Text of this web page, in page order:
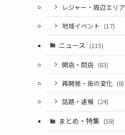
レジャー・周辺エリア
地域イベント (17)
ニュース (115)
開店・閉店 (83)
再開発・街の変化 (8)
話題・速報 (24)
まとめ・特集 (58)